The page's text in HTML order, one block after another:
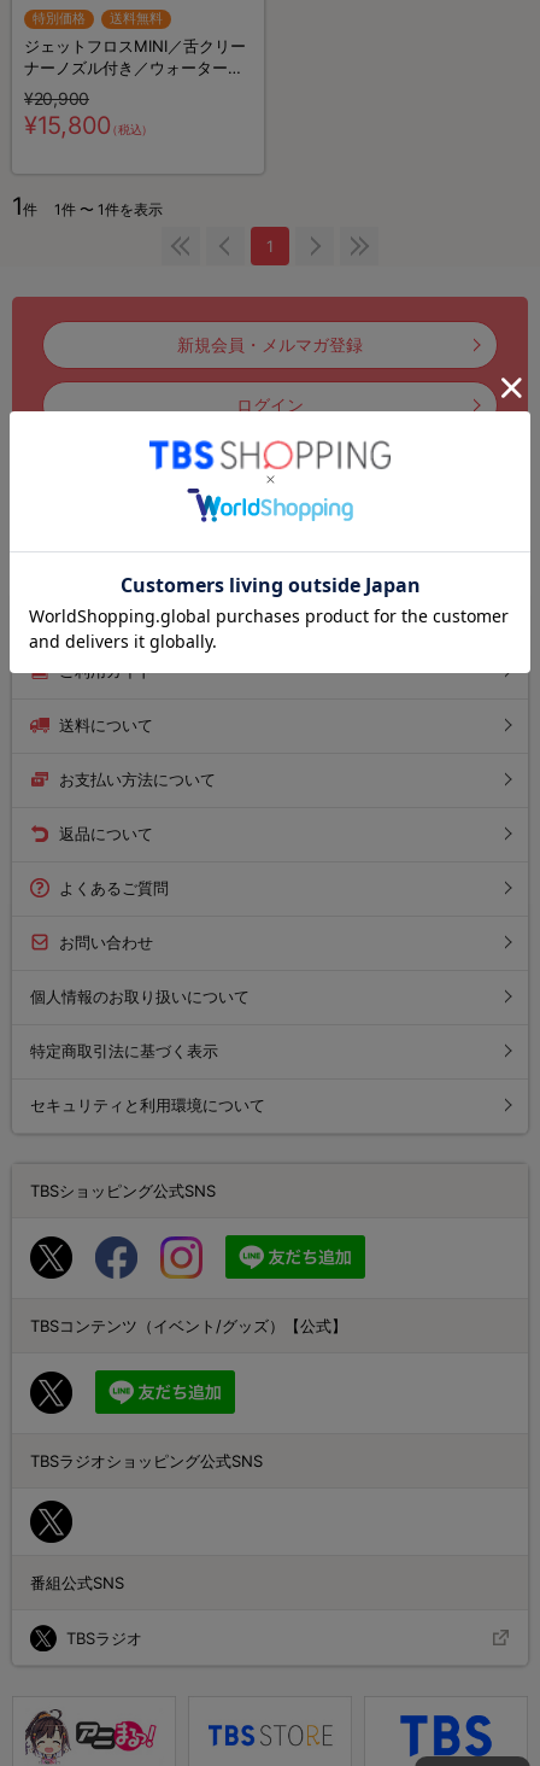
特別価格 送料無料
ジェットフロスMINI／舌クリー
ナーノズル付き／ウォーターフ
ロス／口腔ケア／YA-MAN／ヤ
ーマン
¥20,900
¥15,800（税込）
1件 1件 〜 1件を表示
1
新規会員・メルマガ登録
ログイン
お気に入りリスト
初めてのお客様
ご利用ガイド
送料について
お支払い方法について
返品について
よくあるご質問
お問い合わせ
個人情報のお取り扱いについて
特定商取引法に基づく表示
セキュリティと利用環境について
TBSショッピング公式SNS
TBSコンテンツ（イベント/グッズ）【公式】
TBSラジオショッピング公式SNS
番組公式SNS
TBSラジオ